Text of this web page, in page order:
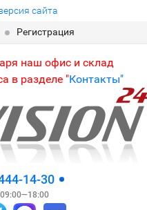
сайта
Регистрация
наш офис и склад
в разделе "Контакты"
14-30